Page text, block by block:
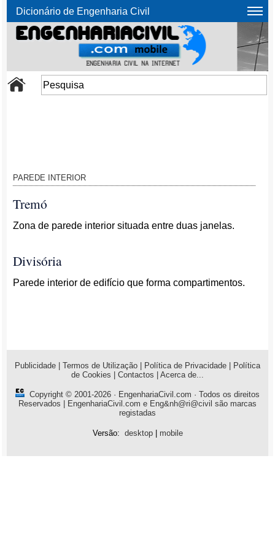
Dicionário de Engenharia Civil
PAREDE INTERIOR
Tremó
Zona de parede interior situada entre duas janelas.
Divisória
Parede interior de edifício que forma compartimentos.
Publicidade Termos de Utilização Política de Privacidade
Política
de Cookies
Contactos Acerca de...
Copyright © 2001-2026 · EngenhariaCivil.com · Todos os direitos
Reservados | EngenhariaCivil.com e Eng&nh@ri@civil são marcas
registadas
Versão: desktop| mobile